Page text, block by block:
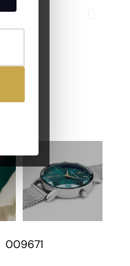
009671